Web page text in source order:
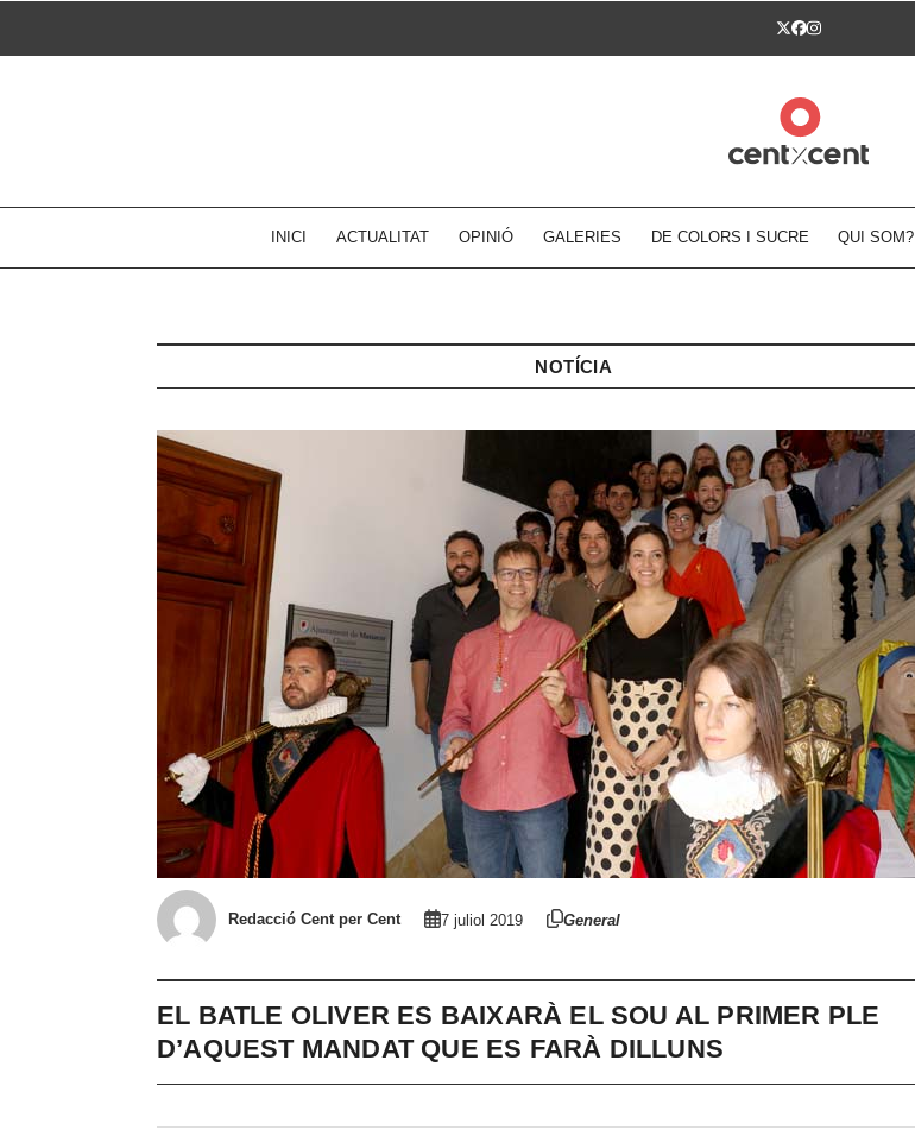
Twitter
Facebook
Instagram
INICI ACTUALITAT OPINIÓ GALERIES DE COLORS I SUCRE QUI SOM?
NOTÍCIA
Redacció Cent per Cent 7 juliol 2019 General
EL BATLE OLIVER ES BAIXARÀ EL SOU AL PRIMER PLE
D’AQUEST MANDAT QUE ES FARÀ DILLUNS